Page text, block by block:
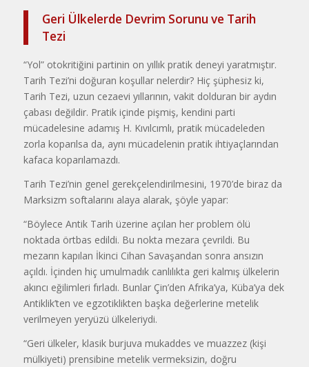
Geri Ülkelerde Devrim Sorunu ve Tarih
Tezi
“Yol” otokritiğini partinin on yıllık pratik deneyi yaratmıştır.
Tarih Tezi’ni doğuran koşullar nelerdir? Hiç şüphesiz ki,
Tarih Tezi, uzun cezaevi yıllarının, vakit dolduran bir aydın
çabası değildir. Pratik içinde pişmiş, kendini parti
mücadelesine adamış H. Kıvılcımlı, pratik mücadeleden
zorla koparılsa da, aynı mücadelenin pratik ihtiyaçlarından
kafaca koparılamazdı.
Tarih Tezi’nin genel gerekçelendirilmesini, 1970’de biraz da
Marksizm softalarını alaya alarak, şöyle yapar:
“Böylece Antik Tarih üzerine açılan her problem ölü
noktada örtbas edildi. Bu nokta mezara çevrildi. Bu
mezarın kapılan İkinci Cihan Savaşandan sonra ansızın
açıldı. İçinden hiç umulmadık canlılıkta geri kalmış ülkelerin
akıncı eğilimleri fırladı. Bunlar Çin’den Afrika’ya, Küba’ya dek
Antiklik’ten ve egzotiklikten başka değerlerine metelik
verilmeyen yeryüzü ülkeleriydi.
“Geri ülkeler, klasik burjuva mukaddes ve muazzez (kişi
mülkiyeti) prensibine metelik vermeksizin, doğru